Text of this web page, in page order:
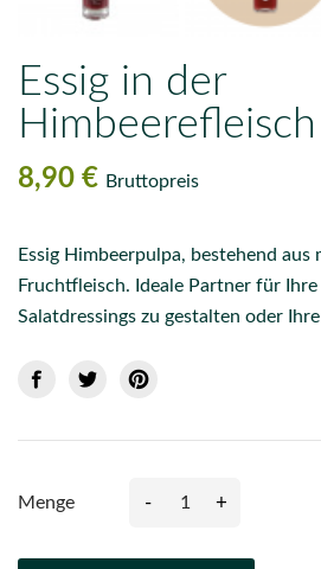
Essig in der
8,90 € Bruttopreis
Essig Himbeerpulpa, bestehend aus
Fruchtfleisch. Ideale Partner für
Salatdressings zu gestalten oder
Menge - +